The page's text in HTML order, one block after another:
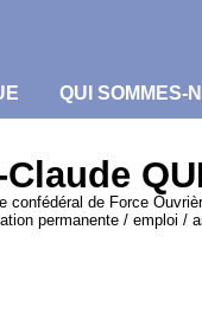
QUI SOMMES-
confédéral de Force
permanente / emploi /